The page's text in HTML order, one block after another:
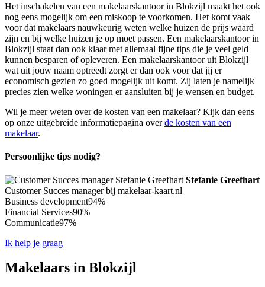
Het inschakelen van een makelaarskantoor in Blokzijl maakt het ook
nog eens mogelijk om een miskoop te voorkomen. Het komt vaak
voor dat makelaars nauwkeurig weten welke huizen de prijs waard
zijn en bij welke huizen je op moet passen. Een makelaarskantoor in
Blokzijl staat dan ook klaar met allemaal fijne tips die je veel geld
kunnen besparen of opleveren. Een makelaarskantoor uit Blokzijl
wat uit jouw naam optreedt zorgt er dan ook voor dat jij er
economisch gezien zo goed mogelijk uit komt. Zij laten je namelijk
precies zien welke woningen er aansluiten bij je wensen en budget.
Wil je meer weten over de kosten van een makelaar? Kijk dan eens
op onze uitgebreide informatiepagina overde kosten van een
makelaar.
Persoonlijke tips nodig?
Stefanie Greefhart
Customer Succes manager bij makelaar-kaart.nl
Business development94%
Financial Services90%
Communicatie97%
Ik help je graag
Makelaars in Blokzijl